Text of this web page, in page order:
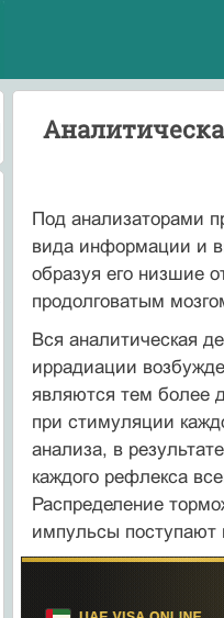
Под анализаторами
вида информации и
образуя его низшие
продолговатым
Вся аналитическая
иррадиации
являются тем более
при стимуляции
анализа, в
каждого рефлекса
Распределение
импульсы поступают